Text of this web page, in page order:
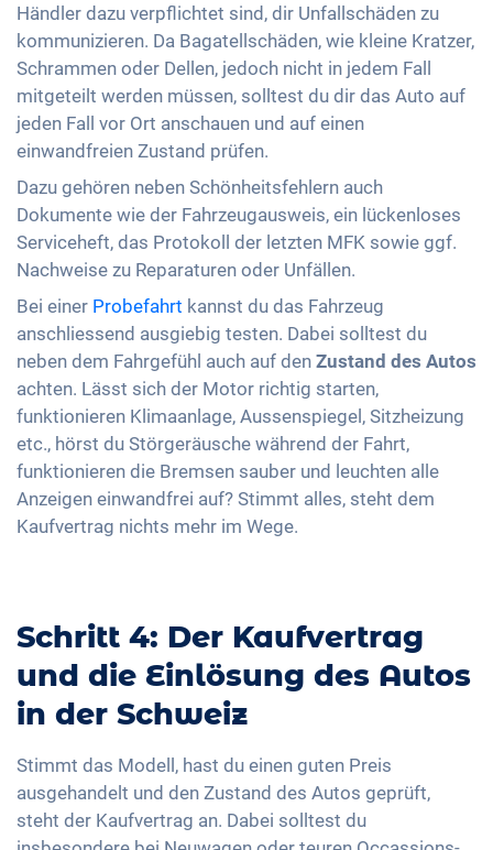
Händler dazu verpflichtet sind, dir Unfallschäden zu
kommunizieren. Da Bagatellschäden, wie kleine Kratzer,
Schrammen oder Dellen, jedoch nicht in jedem Fall
mitgeteilt werden müssen, solltest du dir das Auto auf
jeden Fall vor Ort anschauen und auf einen
einwandfreien Zustand prüfen.
Dazu gehören neben Schönheitsfehlern auch
Dokumente wie der Fahrzeugausweis, ein lückenloses
Serviceheft, das Protokoll der letzten MFK sowie ggf.
Nachweise zu Reparaturen oder Unfällen.
Bei einer Probefahrt kannst du das Fahrzeug
anschliessend ausgiebig testen. Dabei solltest du
neben dem Fahrgefühl auch auf den Zustand des Autos
achten. Lässt sich der Motor richtig starten,
funktionieren Klimaanlage, Aussenspiegel, Sitzheizung
etc., hörst du Störgeräusche während der Fahrt,
funktionieren die Bremsen sauber und leuchten alle
Anzeigen einwandfrei auf? Stimmt alles, steht dem
Kaufvertrag nichts mehr im Wege.
Schritt 4: Der Kaufvertrag
und die Einlösung des Autos
in der Schweiz
Stimmt das Modell, hast du einen guten Preis
ausgehandelt und den Zustand des Autos geprüft,
steht der Kaufvertrag an. Dabei solltest du